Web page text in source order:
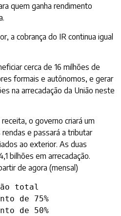
quem ganha rendimento
a cobrança do IR continua igual
cerca de 16 milhões de
formais e autônomos, e gerar
na arrecadação da União neste
o governo criará um
e passará a tributar
ao exterior. As duas
bilhões em arrecadação.
de agora (mensal)
total
de 75%
de 50%